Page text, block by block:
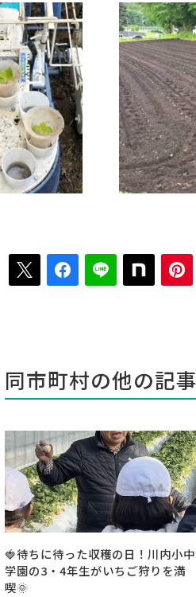
同市町村の他の記事
🍓待ちに待った収穫の日！川内小中
学園の3・4年生がいちご狩りを満
喫🌞